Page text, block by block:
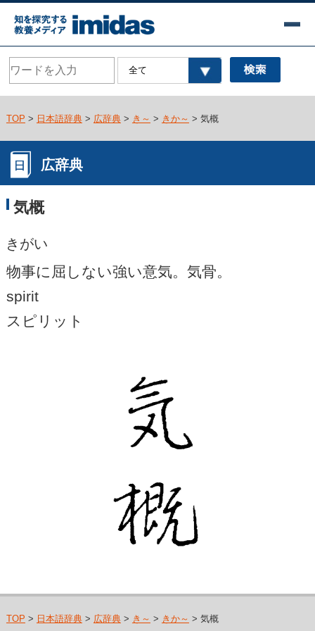
TOP > 日本語辞典> 広辞典> き～ > きか～ > 気概
広辞典
気概
きがい
物事に屈しない強い意気。気骨。
spirit
スピリット
TOP > 日本語辞典> 広辞典> き～ > きか～ > 気概